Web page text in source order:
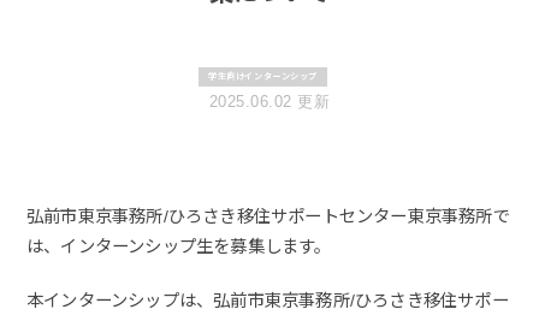
学生向けインターンシップ
2025.06.02 更新
弘前市東京事務所/ひろさき移住サポートセンター東京事務所で
は、インターンシップ生を募集します。
本インターンシップは、弘前市東京事務所/ひろさき移住サポー